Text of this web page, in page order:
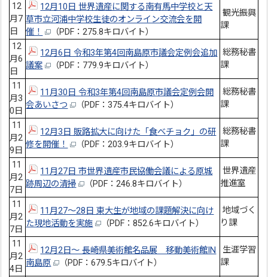
12
月7
日
12月10日 世界遺産に関する南有馬中学校と天
草市立河浦中学校生徒のオンライン交流会を開
催！
（PDF：275.8キロバイト）
観光振興
課
12
月6
日
12月6日 令和3年第4回南島原市議会定例会追加
議案
（PDF：779.9キロバイト）
総務秘書
課
11
月3
0日
11月30日 令和3年第4回南島原市議会定例会開
会あいさつ
（PDF：375.4キロバイト）
総務秘書
課
11
月2
9日
12月3日 販路拡大に向けた「食べチョク」の研
修を開催！
（PDF：203.9キロバイト）
総務秘書
課
11
月2
7日
11月27日 市世界遺産市民協働会議による原城
跡周辺の清掃
（PDF：246.8キロバイト）
世界遺産
推進室
11
月2
7日
11月27～28日 東大生が地域の課題解決に向け
た現地活動を実施
（PDF：852.6キロバイト）
地域づく
り課
11
月2
4日
12月2日～ 長崎県美術館名品展 移動美術館IN
南島原
（PDF：679.5キロバイト）
生涯学習
課